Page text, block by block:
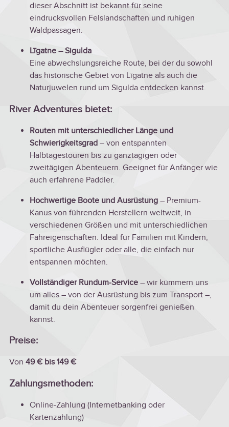
dieser Abschnitt ist bekannt für seine
eindrucksvollen Felslandschaften und ruhigen
Waldpassagen.
Līgatne – Sigulda
Eine abwechslungsreiche Route, bei der du sowohl
das historische Gebiet von Līgatne als auch die
Naturjuwelen rund um Sigulda entdecken kannst.
River Adventures bietet:
Routen mit unterschiedlicher Länge und
Schwierigkeitsgrad– von entspannten
Halbtagestouren bis zu ganztägigen oder
zweitägigen Abenteuern. Geeignet für Anfänger wie
auch erfahrene Paddler.
Hochwertige Boote und Ausrüstung– Premium-
Kanus von führenden Herstellern weltweit, in
verschiedenen Größen und mit unterschiedlichen
Fahreigenschaften. Ideal für Familien mit Kindern,
sportliche Ausflügler oder alle, die einfach nur
entspannen möchten.
Vollständiger Rundum-Service– wir kümmern uns
um alles – von der Ausrüstung bis zum Transport –,
damit du dein Abenteuer sorgenfrei genießen
kannst.
Preise:
Von 49 € bis 149 €
Zahlungsmethoden:
Online-Zahlung (Internetbanking oder
Kartenzahlung)